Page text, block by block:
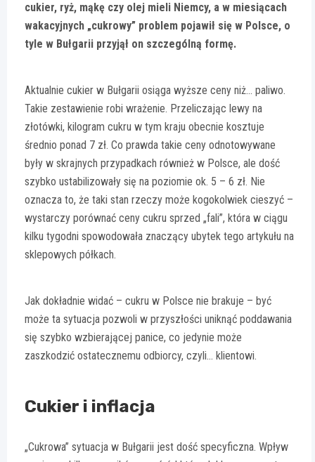
cukier, ryż, mąkę czy olej mieli Niemcy, a w miesiącach
wakacyjnych „cukrowy” problem pojawił się w Polsce, o
tyle w Bułgarii przyjął on szczególną formę.
Aktualnie cukier w Bułgarii osiąga wyższe ceny niż… paliwo.
Takie zestawienie robi wrażenie. Przeliczając lewy na
złotówki, kilogram cukru w tym kraju obecnie kosztuje
średnio ponad 7 zł. Co prawda takie ceny odnotowywane
były w skrajnych przypadkach również w Polsce, ale dość
szybko ustabilizowały się na poziomie ok. 5 – 6 zł. Nie
oznacza to, że taki stan rzeczy może kogokolwiek cieszyć –
wystarczy porównać ceny cukru sprzed „fali”, która w ciągu
kilku tygodni spowodowała znaczący ubytek tego artykułu na
sklepowych półkach.
Jak dokładnie widać – cukru w Polsce nie brakuje – być
może ta sytuacja pozwoli w przyszłości uniknąć poddawania
się szybko wzbierającej panice, co jedynie może
zaszkodzić ostatecznemu odbiorcy, czyli… klientowi.
Cukier i inflacja
„Cukrowa” sytuacja w Bułgarii jest dość specyficzna. Wpływ